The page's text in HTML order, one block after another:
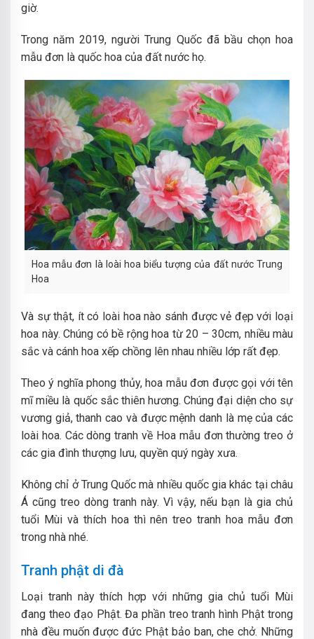
giờ.
Trong năm 2019, người Trung Quốc đã bầu chọn hoa
mẫu đơn là quốc hoa của đất nước họ.
Hoa mẫu đơn là loài hoa biểu tượng của đất nước Trung
Hoa
Và sự thật, ít có loài hoa nào sánh được vẻ đẹp với loại
hoa này. Chúng có bề rộng hoa từ 20 – 30cm, nhiều màu
sắc và cánh hoa xếp chồng lên nhau nhiều lớp rất đẹp.
Theo ý nghĩa phong thủy, hoa mẫu đơn được gọi với tên
mĩ miều là quốc sắc thiên hương. Chúng đại diện cho sự
vương giả, thanh cao và được mệnh danh là mẹ của các
loài hoa. Các dòng tranh về Hoa mẫu đơn thường treo ở
các gia đình thượng lưu, quyền quý ngày xưa.
Không chỉ ở Trung Quốc mà nhiều quốc gia khác tại châu
Á cũng treo dòng tranh này. Vì vậy, nếu bạn là gia chủ
tuổi Mùi và thích hoa thì nên treo tranh hoa mẫu đơn
trong nhà nhé.
Tranh phật di đà
Loại tranh này thích hợp với những gia chủ tuổi Mùi
đang theo đạo Phật. Đa phần treo tranh hình Phật trong
nhà đều muốn được đức Phật bảo ban, che chở. Những